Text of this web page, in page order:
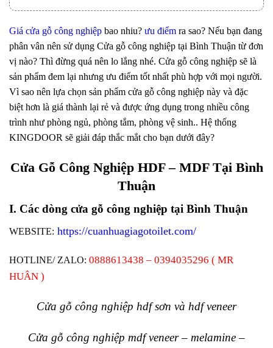
Giá cửa gỗ công nghiệp bao nhiu? ưu điểm ra sao? Nếu bạn đang
phân vân nên sử dụng Cửa gỗ công nghiệp tại Bình Thuận từ đơn
vị nào? Thì đừng quá nên lo lắng nhé. Cửa gỗ công nghiệp sẽ là
sản phẩm đem lại nhưng ưu điểm tốt nhất phù hợp với mọi người.
Vì sao nên lựa chọn sản phẩm cửa gỗ công nghiệp này và đặc
biệt hơn là giá thành lại rẻ và được ứng dụng trong nhiều công
trình như phòng ngủ, phòng tắm, phòng vệ sinh.. Hệ thống
KINGDOOR sẽ giải đáp thắc mắt cho bạn dưới đây?
Cửa Gỗ Công Nghiệp HDF – MDF Tại Bình
Thuận
I. Các dòng cửa gỗ công nghiệp tại Bình Thuận
WEBSITE: https://cuanhuagiagotoilet.com/
HOTLINE/ ZALO: 0888613438 – 0394035296 ( MR
HUÂN )
Cửa gỗ công nghiệp hdf sơn và hdf veneer
Cửa gỗ công nghiệp mdf veneer – melamine –